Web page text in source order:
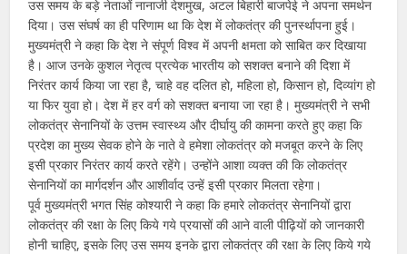
उस समय के बड़े नेताओं नानाजी देशमुख, अटल बिहारी बाजपेई ने अपना समर्थन
दिया। उस संघर्ष का ही परिणाम था कि देश में लोकतंत्र की पुनर्स्थापना हुई।
मुख्यमंत्री ने कहा कि देश ने संपूर्ण विश्व में अपनी क्षमता को साबित कर दिखाया
है। आज उनके कुशल नेतृत्व प्रत्येक भारतीय को सशक्त बनाने की दिशा में
निरंतर कार्य किया जा रहा है, चाहे वह दलित हो, महिला हो, किसान हो, दिव्यांग हो
या फिर युवा हो। देश में हर वर्ग को सशक्त बनाया जा रहा है। मुख्यमंत्री ने सभी
लोकतंत्र सेनानियों के उत्तम स्वास्थ्य और दीर्घायु की कामना करते हुए कहा कि
प्रदेश का मुख्य सेवक होने के नाते वे हमेशा लोकतंत्र को मजबूत करने के लिए
इसी प्रकार निरंतर कार्य करते रहेंगे। उन्होंने आशा व्यक्त की कि लोकतंत्र
सेनानियों का मार्गदर्शन और आशीर्वाद उन्हें इसी प्रकार मिलता रहेगा।
पूर्व मुख्यमंत्री भगत सिंह कोश्यारी ने कहा कि हमारे लोकतंत्र सेनानियों द्वारा
लोकतंत्र की रक्षा के लिए किये गये प्रयासों की आने वाली पीढ़ियों को जानकारी
होनी चाहिए, इसके लिए उस समय इनके द्वारा लोकतंत्र की रक्षा के लिए किये गये